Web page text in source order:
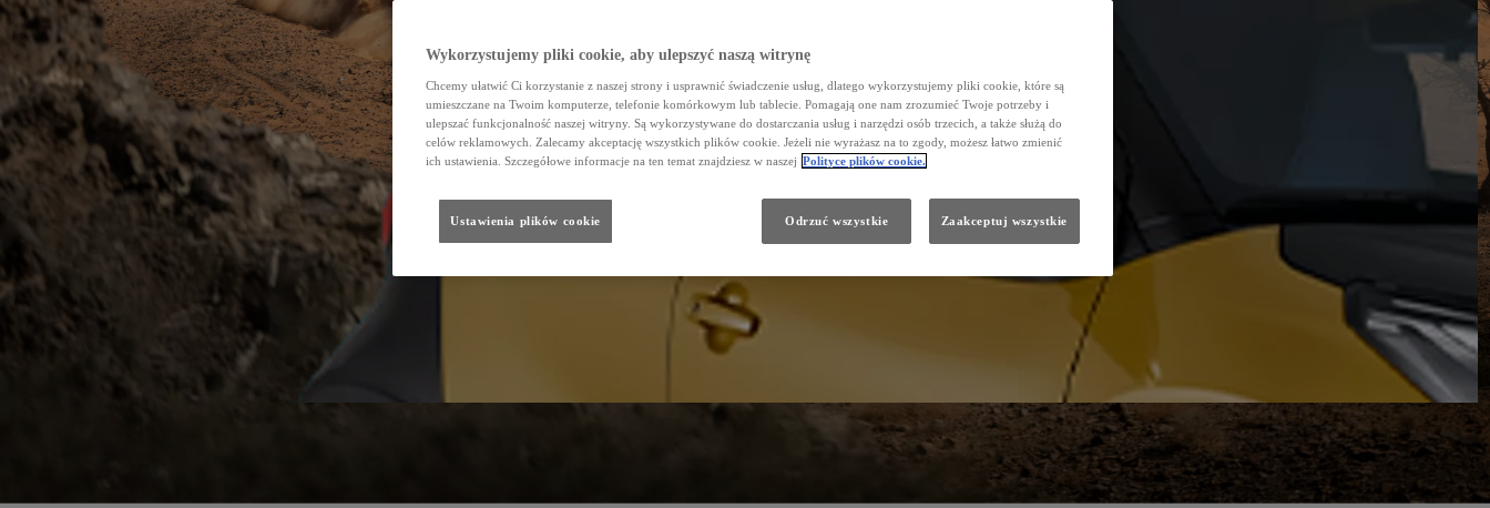
Wykorzystujemy pliki cookie, aby ulepszyć naszą witrynę
Chcemy ułatwić Ci korzystanie z naszej strony i usprawnić świadczenie usług, dlatego wykorzystujemy pliki cookie, które są
umieszczane na Twoim komputerze, telefonie komórkowym lub tablecie. Pomagają one nam zrozumieć Twoje potrzeby i
ulepszać funkcjonalność naszej witryny. Są wykorzystywane do dostarczania usług i narzędzi osób trzecich, a także służą do
celów reklamowych. Zalecamy akceptację wszystkich plików cookie. Jeżeli nie wyrażasz na to zgody, możesz łatwo zmienić
ich ustawienia. Szczegółowe informacje na ten temat znajdziesz w naszej Polityce plików cookie.
Ustawienia plików cookie Odrzuć wszystkie Zaakceptuj wszystkie